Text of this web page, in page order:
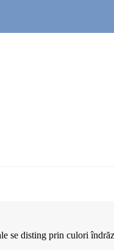
se disting prin culori